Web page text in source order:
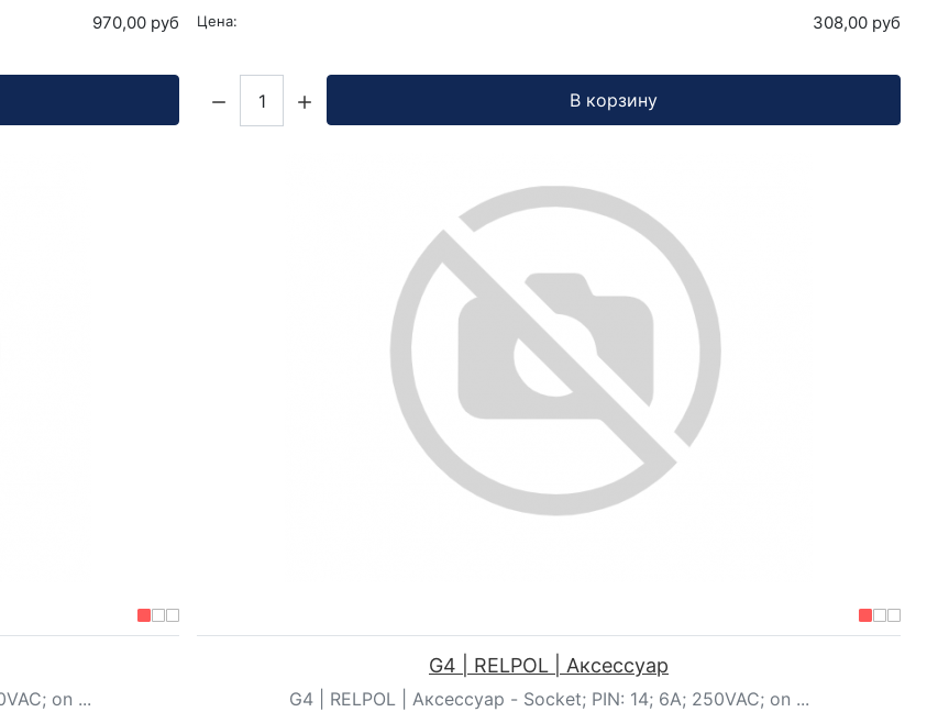
970,00 руб Цена: 308,00 руб
В корзину
on ...
G4 | RELPOL | Аксессуар
G4 | RELPOL | Аксессуар - Socket; PIN: 14; 6A; 250VAC; on ...